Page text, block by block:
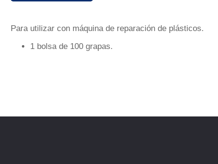
Para utilizar con máquina de reparación de plásticos.
1 bolsa de 100 grapas.